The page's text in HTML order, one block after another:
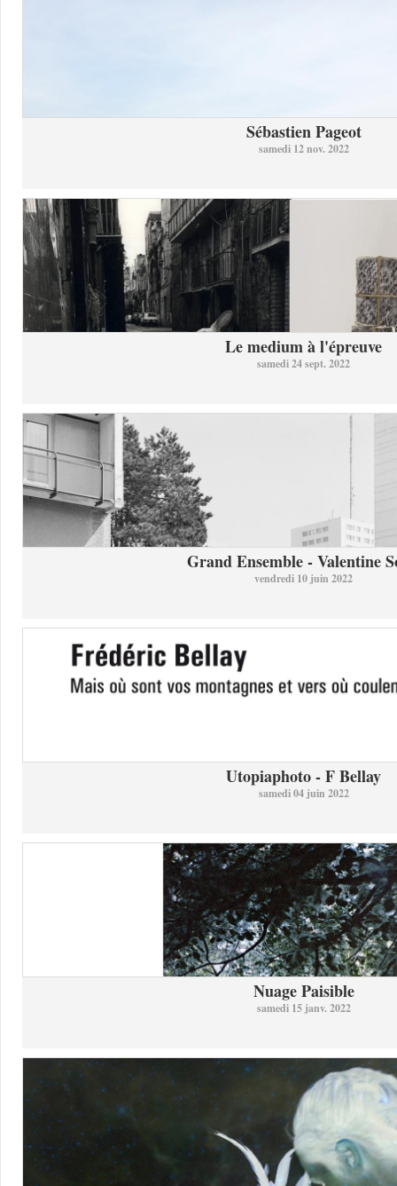
Sébastien Pageot
samedi 12 nov. 2022
Le medium à l'épreuve
samedi 24 sept. 2022
Grand Ensemble - Valentine
vendredi 10 juin 2022
Utopiaphoto - F Bellay
samedi 04 juin 2022
Nuage Paisible
samedi 15 janv. 2022